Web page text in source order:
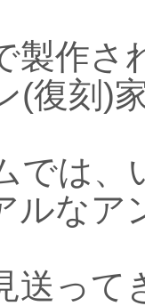
製作さ
(復刻)
では、
ルなア
送って